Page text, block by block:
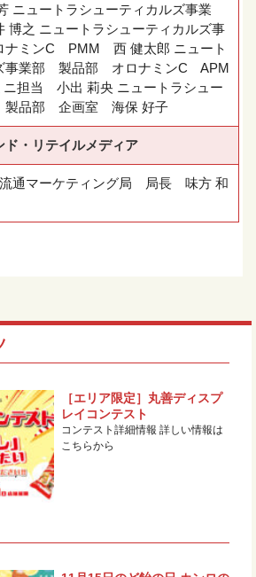
ュートラシューティカルズ事業
之 ニュートラシューティカルズ事
ミンC PMM 西 健太郎 ニュート
事業部 製品部 オロナミンC APM
ニ担当 小出 莉央 ニュートラシュー
製品部 企画室 海保 好子
ド・リテイルメディア
通マーケティング局 局長 味方 和
［エリア限定］丸善ディスプ
レイコンテスト
コンテスト詳細情報 詳しい情報は
こちらから